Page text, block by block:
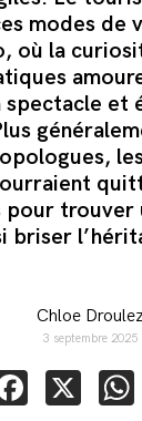
modes de
où la
et
pour trouver
briser
Chloe Droulez
3 septembre 2025
X